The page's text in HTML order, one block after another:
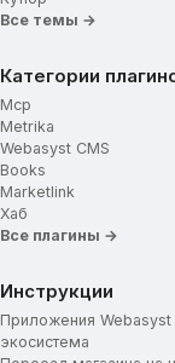
Все темы →
Категории
Mcp
Metrika
Webasyst CMS
Books
Marketlink
Хаб
Все плагины →
Инструкции
Приложения
экосистема